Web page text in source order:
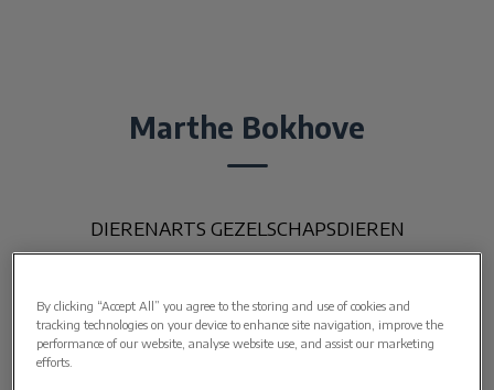
Marthe Bokhove
DIERENARTS GEZELSCHAPSDIEREN
By clicking “Accept All” you agree to the storing and use of cookies and
tracking technologies on your device to enhance site navigation, improve the
performance of our website, analyse website use, and assist our marketing
efforts.